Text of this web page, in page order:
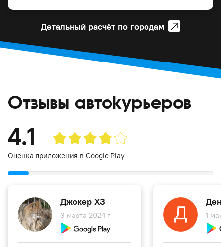
Детальный расчёт по городам
Отзывы автокурьеров
4.1
Оценка приложения в Google Play
Джокер ХЗ
3 марта 2024 г. 1